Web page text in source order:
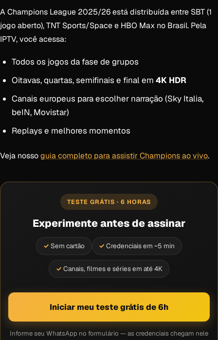
A Champions League 2025/26 está distribuída entre SBT (1
jogo aberto), TNT Sports/Space e HBO Max no Brasil. Pela
IPTV, você acessa:
Todos os jogos da fase de grupos
Oitavas, quartas, semifinais e final em 4K HDR
Canais europeus para escolher narração (Sky Italia,
beIN, Movistar)
Replays e melhores momentos
Veja nossoguia completo para assistir Champions ao vivo.
TESTE GRÁTIS · 6 HORAS
Experimente antes de assinar
Sem cartão Credenciais em ~5 min
Canais, filmes e séries em até 4K
Iniciar meu teste grátis de 6h
Informe seu WhatsApp no formulário — as credenciais chegam nele